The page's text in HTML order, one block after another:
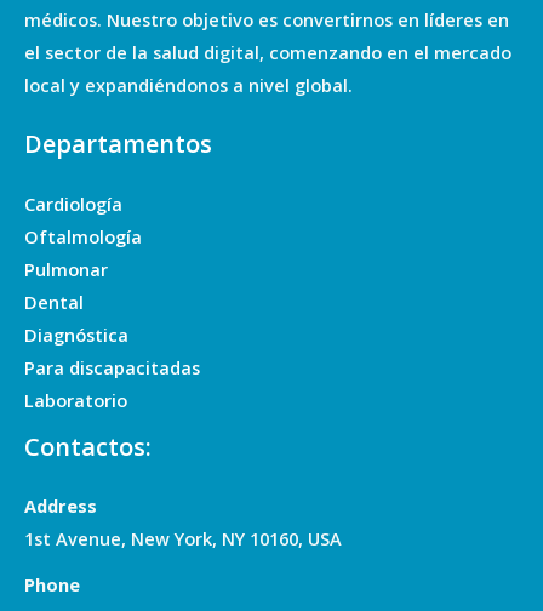
médicos. Nuestro objetivo es convertirnos en líderes en
el sector de la salud digital, comenzando en el mercado
local y expandiéndonos a nivel global.
Departamentos
Cardiología
Oftalmología
Pulmonar
Dental
Diagnóstica
Para discapacitadas
Laboratorio
Contactos:
Address
1st Avenue, New York, NY 10160, USA
Phone